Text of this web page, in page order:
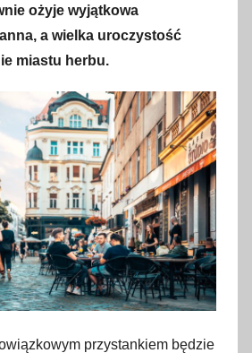
ożyje wyjątkowa
a wielka uroczystość
miastu herbu.
przystankiem będzie